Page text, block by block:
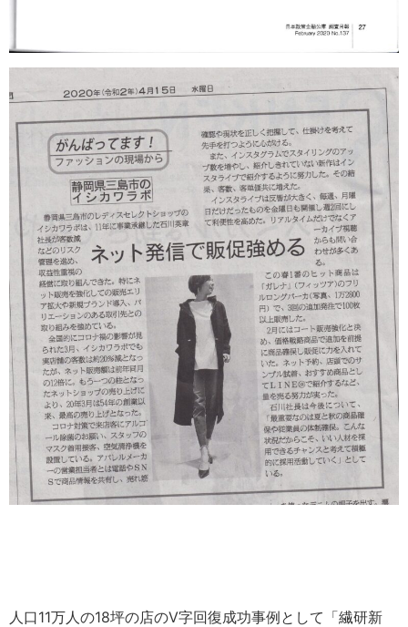
人口11万人の18坪の店のV字回復成功事例として「繊研新